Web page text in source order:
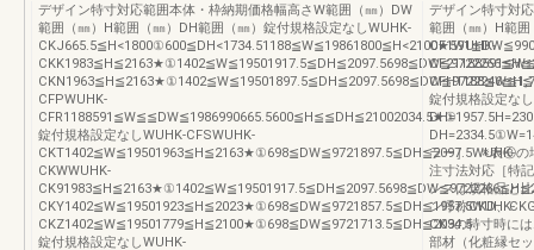
デザイン特寸対応範囲本体・枠納期価格幅高さW範囲（㎜）DW
範囲（㎜）H範囲（㎜）DH範囲（㎜）錠付規格設定なしWUHK-
CFPWUHK-
CFR1188591≦W≦≦DW≦1986990665.5600≦H≦≦DH≦21002034.5★①
錠付規格設定なしWUHK-CFSWUHK-
CKT1402≦W≦19501963≦H≦2163★①698≦DW≦9721897.5≦DH≦2097.5WUHK-
CKWWUHK-
CKY1402≦W≦19501923≦H≦2023★①698≦DW≦9721857.5≦DH≦1957.5WUHK-
CKZ1402≦W≦19501779≦H≦2100★①698≦DW≦9721713.5≦DH≦2034.5
錠付規格設定なしWUHK-
デザイン特寸対
範囲（㎜）H範囲
CF1WUHK-
錠付規格設定な
ラー］ ※表Ⓑの
注寸法対応［特
ンスは規格品と
ン呼称CKD、
CK9の特寸時に
部材（化粧縁セ